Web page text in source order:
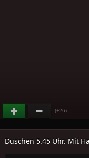
(+26)
Duschen 5.45 Uhr. Mit